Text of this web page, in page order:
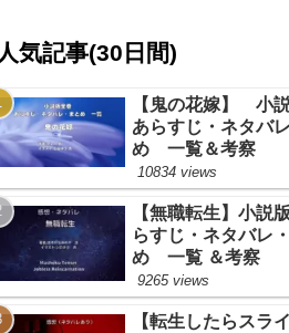
人気記事(30日間)
【鬼の花嫁】 小
あらすじ・ネタバ
め 一覧＆考察
10834 views
【無職転生】小説
らすじ・ネタバレ
め 一覧 ＆考察
9265 views
【転生したらスラ